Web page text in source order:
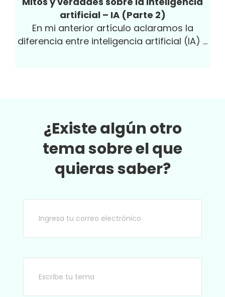
artificial – IA (Parte 2)
En mi anterior artículo aclaramos la
diferencia entre inteligencia artificial (IA) y
¿Existe algún otro
tema sobre el que
quieras saber?